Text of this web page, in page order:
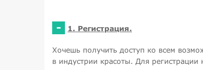
- 1. Регистрация.
Хочешь получить доступ ко всем
в индустрии красоты. Для регистрации